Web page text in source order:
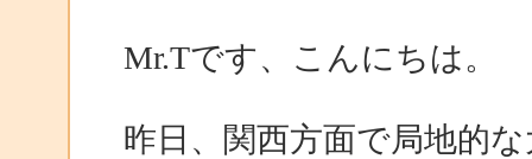
Mr.Tです、こんにちは。
昨日、関西方面で局地的